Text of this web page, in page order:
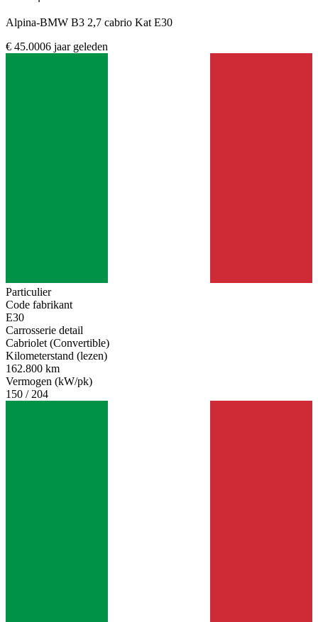
Alpina-BMW B3 2,7 cabrio Kat E30
€ 45.0006 jaar geleden
Particulier
Code fabrikant
E30
Carrosserie detail
Cabriolet (Convertible)
Kilometerstand (lezen)
162.800 km
Vermogen (kW/pk)
150 / 204